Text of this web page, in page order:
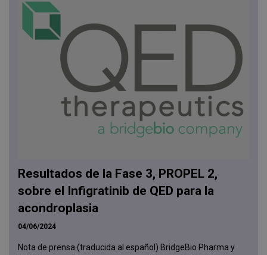
Resultados de la Fase 3, PROPEL 2,
sobre el Infigratinib de QED para la
acondroplasia
04/06/2024
Nota de prensa (traducida al español) BridgeBio Pharma y